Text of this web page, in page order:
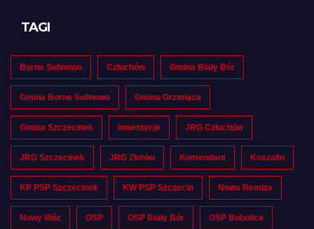
TAGI
Borne Sulinowo Człuchów Gmina Biały Bór
Gmina Borne Sulinowo Gmina Grzmiąca
Gmina Szczecinek Inwestycje JRG Człuchów
JRG Szczecinek JRG Złotów Komendant Koszalin
KP PSP Szczecinek KW PSP Szczecin Nowa Remiza
Nowy Wóz OSP OSP Biały Bór OSP Bobolice